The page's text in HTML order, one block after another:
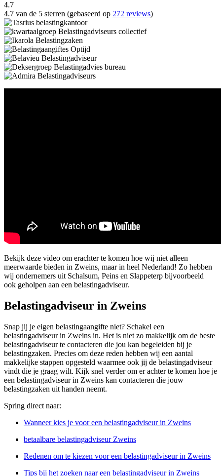
4.7
4.7 van de 5 sterren (gebaseerd op 272 reviews)
Bekijk deze video om erachter te komen hoe wij niet alleen
meerwaarde bieden in Zweins, maar in heel Nederland! Zo hebben
wij ondernemers uit Schalsum, Peins en Slappeterp bijvoorbeeld
ook geholpen aan een belastingadviseur.
Belastingadviseur in Zweins
Snap jij je eigen belastingaangifte niet? Schakel een
belastingadviseur in Zweins in. Het is niet zo makkelijk om de beste
belastingadviseur te contacteren die jou kan begeleiden bij je
belastingzaken. Precies om deze reden hebben wij een aantal
makkelijke stappen opgesteld waarmee ook jij de belastingadviseur
vindt die je graag wilt. Kijk snel verder om er achter te komen hoe je
een belastingadviseur in Zweins kan contacteren die jouw
belastingzaken uit handen neemt.
Spring direct naar:
Wanneer kies je voor een belastingadviseur in Zweins
betaalbare belastingadviseur Zweins
Redenen om te kiezen voor een belastingadviseur in Zweins
Tips bij het zoeken naar een belastingadviseur in Zweins